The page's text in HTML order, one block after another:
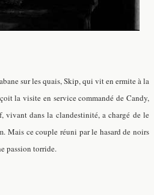
sur les quais, Skip, qui vit en ermite à la
la visite en service commandé de Candy,
vivant dans la clandestinité, a chargé de le
Mais ce couple réuni par le hasard de noirs
passion torride.